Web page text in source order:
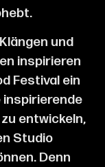
und
inspirieren
Festival ein
inspirierende
entwickeln,
Studio
Denn